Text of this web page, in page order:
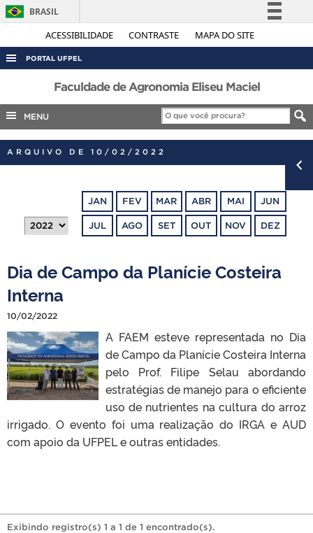
ACESSIBILIDADE CONTRASTE MAPA DO SITE
BRASIL
Simplifique!
Legislação
Canais
PORTAL UFPEL
ACESSO À INFORMAÇÃO
AUDITORIA
COBALTO
CONCURSOS
OUVIDORIA
TELEFONES
Faculdade de Agronomia Eliseu Maciel
MENU
ARQUIVO DE 10/02/2022
JAN FEV MAR ABR MAI JUN
JUL AGO SET OUT NOV DEZ
Dia de Campo da Planície Costeira
Interna
10/02/2022
A FAEM esteve representada no Dia
de Campo da Planície Costeira Interna
pelo Prof. Filipe Selau abordando
estratégias de manejo para o eficiente
uso de nutrientes na cultura do arroz
irrigado. O evento foi uma realização do IRGA e AUD
com apoio da UFPEL e outras entidades.
Exibindo registro(s) 1 a 1 de 1 encontrado(s).